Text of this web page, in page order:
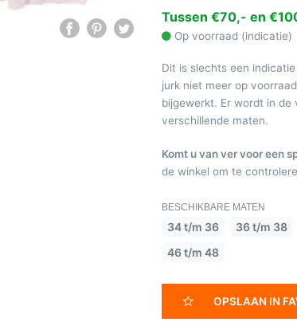
Tussen €70,- en
Op voorraad (indicatie)
Dit is slechts een
jurk niet meer op
bijgewerkt. Er wordt in de
verschillende maten.
Komt u van ver voor een
de winkel om te
BESCHIKBARE MATEN
34 t/m 36 36 t/m 38
46 t/m 48
OPSLAAN IN